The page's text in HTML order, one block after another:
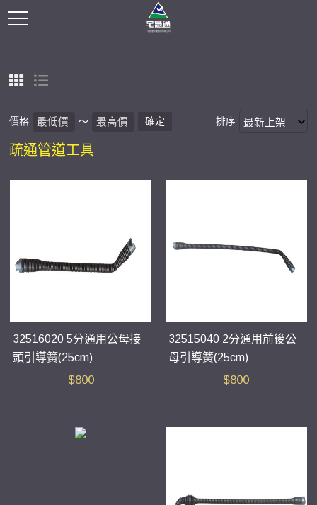
價格 ～ 確定 排序
疏通管道工具
32516020 5分通用公母接
頭引導簧(25cm)
$800
32515040 2分通用前後公
母引導簧(25cm)
$800